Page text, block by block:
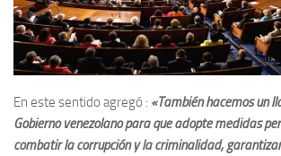
En este sentido agregó : «También hacemos un
Gobierno venezolano para que adopte medidas
combatir la corrupción y la criminalidad,